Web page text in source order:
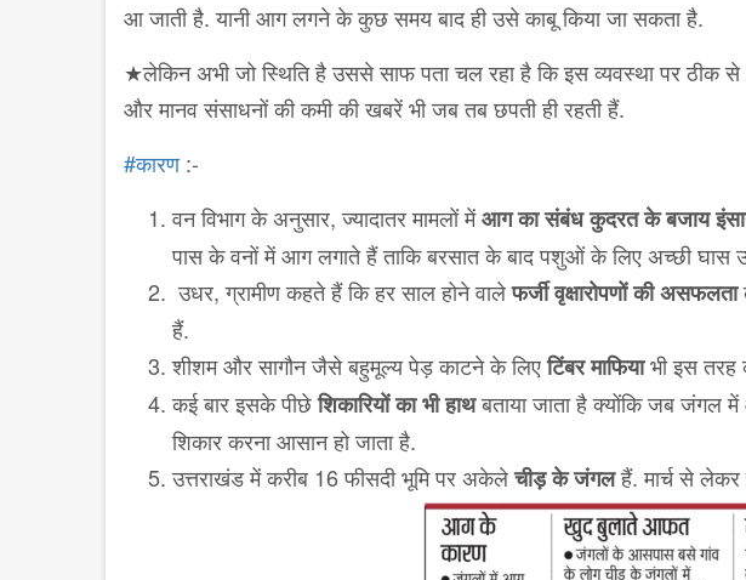
आ जाती है. यानी आग लगने के कुछ समय बाद ही उसे काबू किया जा सकता है.
★लेकिन अभी जो स्थिति है उससे साफ पता चल रहा है कि इस व्यवस्था पर ठीक से
और मानव संसाधनों की कमी की खबरें भी जब तब छपती ही रहती हैं.
‪#‎कारण:-
वन विभाग के अनुसार, ज्यादातर मामलों मेंआग का संबंध कुदरत के बजाय
पास के वनों में आग लगाते हैं ताकि बरसात के बाद पशुओं के लिए अच्छी घास
उधर, ग्रामीण कहते हैं कि हर साल होने वालेफर्जी वृक्षारोपणों की असफलता
हैं.
शीशम और सागौन जैसे बहुमूल्य पेड़ काटने के लिएटिंबर माफियाभी इस तरह
कई बार इसके पीछेशिकारियों का भी हाथबताया जाता है क्योंकि जब जंगल
शिकार करना आसान हो जाता है.
उत्तराखंड में करीब 16 फीसदी भूमि पर अकेलेचीड़ के जंगलहैं. मार्च से लेकर